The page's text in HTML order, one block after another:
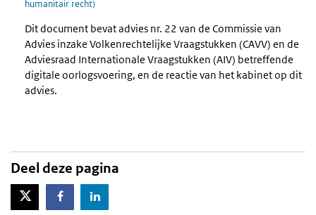
humanitair recht)
Dit document bevat advies nr. 22 van de Commissie van
Advies inzake Volkenrechtelijke Vraagstukken (CAVV) en de
Adviesraad Internationale Vraagstukken (AIV) betreffende
digitale oorlogsvoering, en de reactie van het kabinet op dit
advies.
Deel deze pagina
X-TwitterFacebookLinkedIn